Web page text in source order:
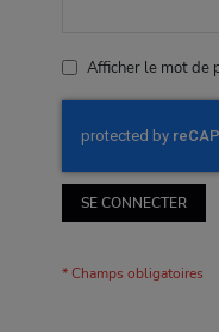
Afficher le mot de
SE CONNECTER